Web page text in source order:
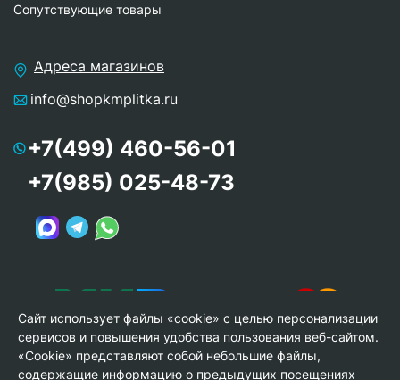
Сопутствующие товары
Адреса магазинов
info@shopkmplitka.ru
+7(499) 460-56-01
+7(985) 025-48-73
Сайт использует файлы «cookie» с целью персонализации
сервисов и повышения удобства пользования веб-сайтом.
«Cookie» представляют собой небольшие файлы,
содержащие информацию о предыдущих посещениях